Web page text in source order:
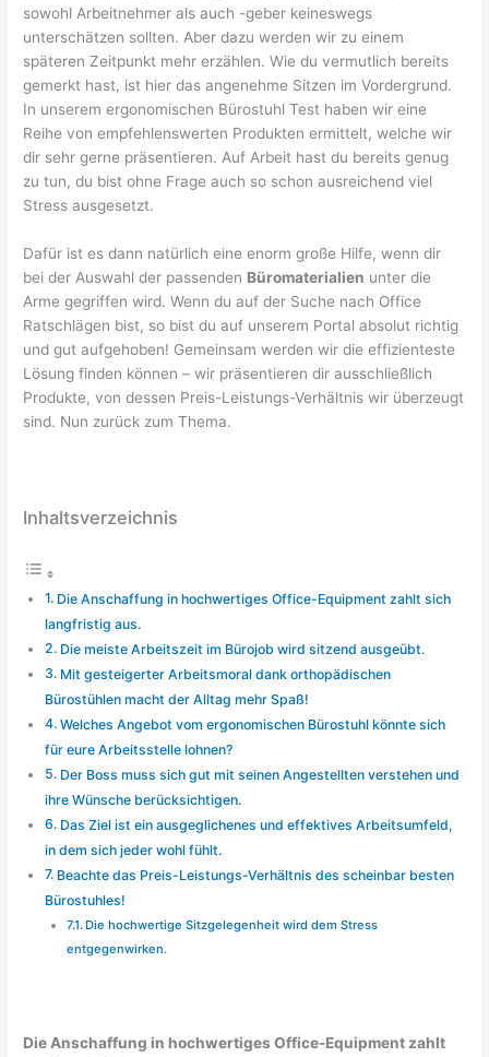
sowohl Arbeitnehmer als auch -geber keineswegs
unterschätzen sollten. Aber dazu werden wir zu einem
späteren Zeitpunkt mehr erzählen. Wie du vermutlich bereits
gemerkt hast, ist hier das angenehme Sitzen im Vordergrund.
In unserem ergonomischen Bürostuhl Test haben wir eine
Reihe von empfehlenswerten Produkten ermittelt, welche wir
dir sehr gerne präsentieren. Auf Arbeit hast du bereits genug
zu tun, du bist ohne Frage auch so schon ausreichend viel
Stress ausgesetzt.
Dafür ist es dann natürlich eine enorm große Hilfe, wenn dir
bei der Auswahl der passenden Büromaterialien unter die
Arme gegriffen wird. Wenn du auf der Suche nach Office
Ratschlägen bist, so bist du auf unserem Portal absolut richtig
und gut aufgehoben! Gemeinsam werden wir die effizienteste
Lösung finden können – wir präsentieren dir ausschließlich
Produkte, von dessen Preis-Leistungs-Verhältnis wir überzeugt
sind. Nun zurück zum Thema.
Inhaltsverzeichnis
Die Anschaffung in hochwertiges Office-Equipment zahlt sich
langfristig aus.
Die meiste Arbeitszeit im Bürojob wird sitzend ausgeübt.
Mit gesteigerter Arbeitsmoral dank orthopädischen
Bürostühlen macht der Alltag mehr Spaß!
Welches Angebot vom ergonomischen Bürostuhl könnte sich
für eure Arbeitsstelle lohnen?
Der Boss muss sich gut mit seinen Angestellten verstehen und
ihre Wünsche berücksichtigen.
Das Ziel ist ein ausgeglichenes und effektives Arbeitsumfeld,
in dem sich jeder wohl fühlt.
Beachte das Preis-Leistungs-Verhältnis des scheinbar besten
Bürostuhles!
Die hochwertige Sitzgelegenheit wird dem Stress
entgegenwirken.
Die Anschaffung in hochwertiges Office-Equipment zahlt